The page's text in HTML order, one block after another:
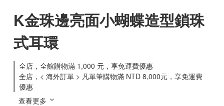
K金珠邊亮面小蝴蝶造型鎖珠
式耳環
全店，全館購物滿 1,000 元，享免運費優惠
全店，< 海外訂單 > 凡單筆購物滿 NTD 8,000元，享免運費
優惠
查看更多